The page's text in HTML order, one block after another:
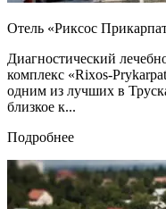
Отель «Риксос
Диагностический
комплекс «Rixos-
одним из лучших в
близкое к...
Подробнее